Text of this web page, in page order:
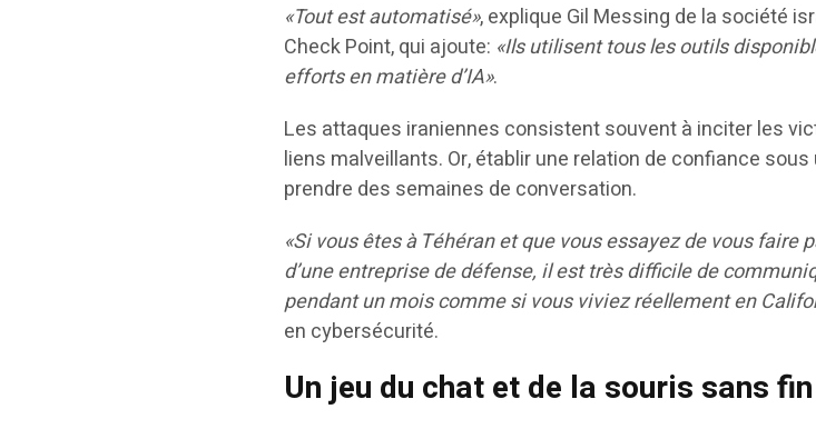
«Tout est automatisé», explique Gil Messing de la société
Check Point, qui ajoute: «Ils utilisent tous les outils
efforts en matière d’IA».
Les attaques iraniennes consistent souvent à inciter les
liens malveillants. Or, établir une relation de confiance
prendre des semaines de conversation.
«Si vous êtes à Téhéran et que vous essayez de vous faire
d’une entreprise de défense, il est très difficile de
pendant un mois comme si vous viviez réellement en
en cybersécurité.
Un jeu du chat et de la souris sans fin